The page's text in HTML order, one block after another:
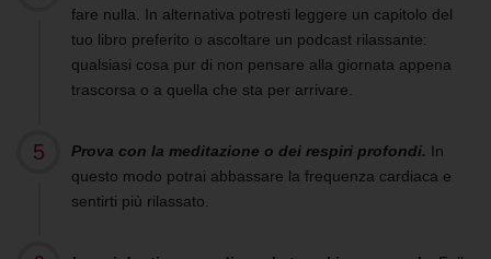
fare nulla. In alternativa potresti leggere un capitolo del
tuo libro preferito o ascoltare un podcast rilassante:
qualsiasi cosa pur di non pensare alla giornata appena
trascorsa o a quella che sta per arrivare.
Prova con la meditazione o dei respiri profondi. In
questo modo potrai abbassare la frequenza cardiaca e
sentirti più rilassato.